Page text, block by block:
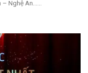
Nghệ An......